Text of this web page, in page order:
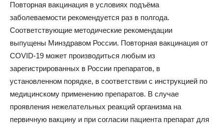
Повторная вакцинация в условиях подъёма
заболеваемости рекомендуется раз в полгода.
Соответствующие методические рекомендации
выпущены Минздравом России. Повторная вакцинация от
COVID-19 может производиться любым из
зарегистрированных в России препаратов, в
установленном порядке, в соответствии с инструкцией по
медицинскому применению препаратов. В случае
проявления нежелательных реакций организма на
первичную вакцину и при согласии пациента препарат для